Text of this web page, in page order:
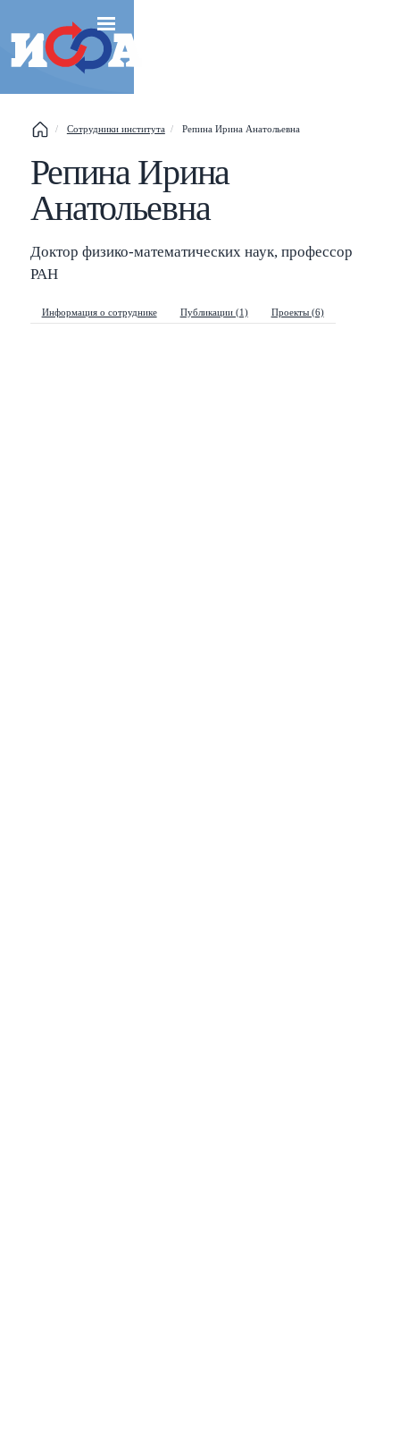
Сотрудники института Репина Ирина Анатольевна
Репина Ирина
Анатольевна
Доктор физико-математических наук, профессор
РАН
Информация о сотруднике Публикации (1) Проекты (6)
This help popup Shift
Search popup /